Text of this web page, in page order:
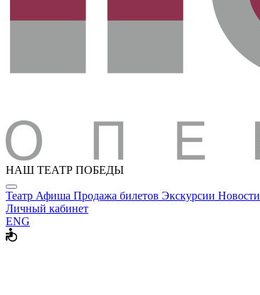
НАШ ТЕАТР ПОБЕДЫ
Театр Афиша Продажа билетов Экскурсии Новости
Личный кабинет
ENG